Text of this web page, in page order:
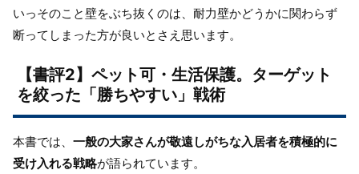
いっそのこと壁をぶち抜くのは、耐力壁かどうかに関わらず
断ってしまった方が良いとさえ思います。
【書評2】ペット可・生活保護。ターゲット
を絞った「勝ちやすい」戦術
本書では、 一般の大家さんが敬遠しがちな入居者を積極的に
受け入れる戦略が語られています。